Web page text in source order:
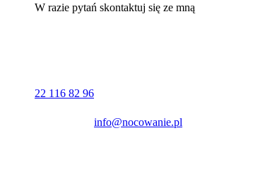
30 km od Nałęczowa i 40 km od
do karmienia, stołek dziecięcy oraz
W razie pytań skontaktuj się ze mną
22 116 82 96
info@nocowanie.pl